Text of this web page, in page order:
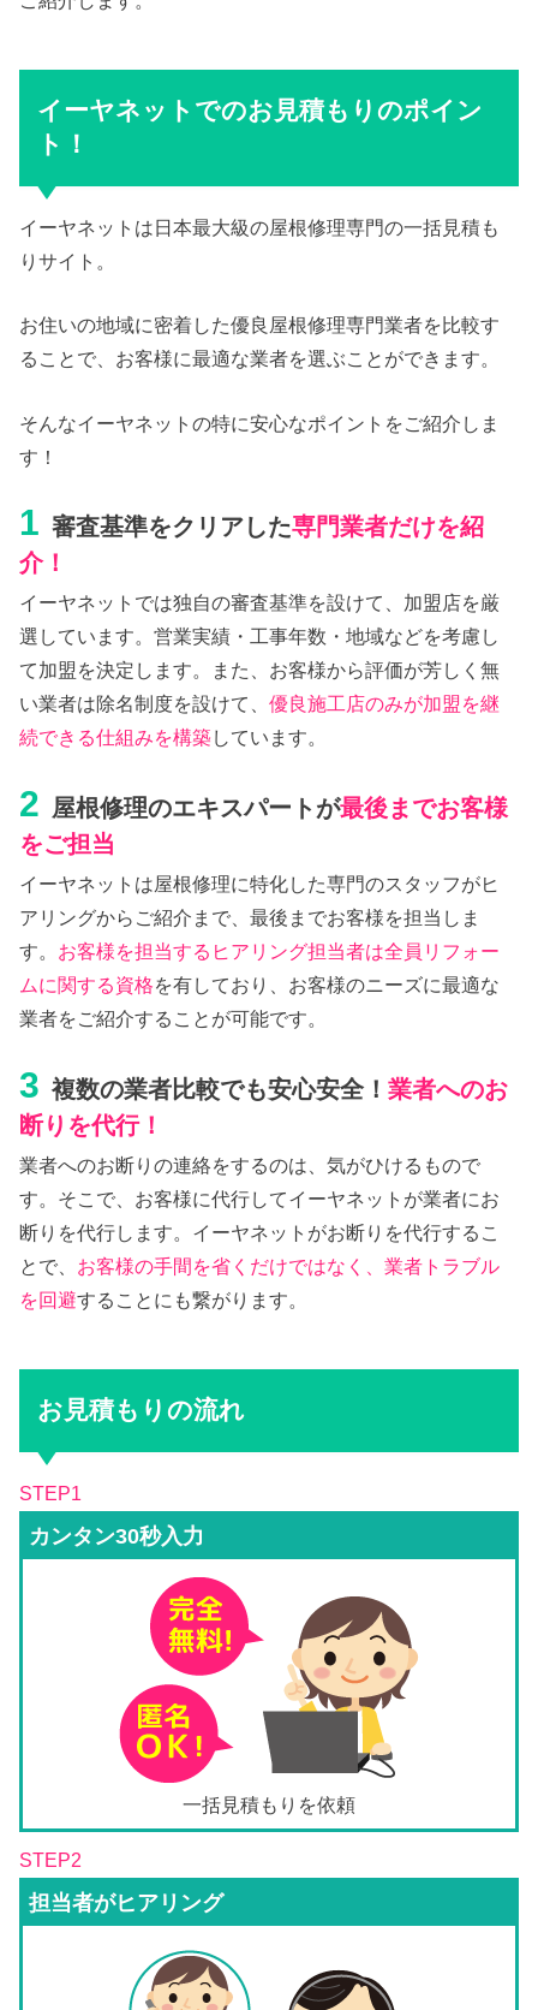
イーヤネットでのお見積もりのポイン
ト！
イーヤネットは日本最大級の屋根修理専門の一括見積も
りサイト。
お住いの地域に密着した優良屋根修理専門業者を比較す
ることで、お客様に最適な業者を選ぶことができます。
そんなイーヤネットの特に安心なポイントをご紹介しま
す！
1 審査基準をクリアした専門業者だけを紹
介！
イーヤネットでは独自の審査基準を設けて、加盟店を厳
選しています。営業実績・工事年数・地域などを考慮し
て加盟を決定します。また、お客様から評価が芳しく無
い業者は除名制度を設けて、優良施工店のみが加盟を継
続できる仕組みを構築しています。
2 屋根修理のエキスパートが最後までお客様
をご担当
イーヤネットは屋根修理に特化した専門のスタッフがヒ
アリングからご紹介まで、最後までお客様を担当しま
す。 お客様を担当するヒアリング担当者は全員リフォー
ムに関する資格を有しており、お客様のニーズに最適な
業者をご紹介することが可能です。
3 複数の業者比較でも安心安全！業者へのお
断りを代行！
業者へのお断りの連絡をするのは、気がひけるもので
す。そこで、お客様に代行してイーヤネットが業者にお
断りを代行します。イーヤネットがお断りを代行するこ
とで、 お客様の手間を省くだけではなく、業者トラブル
を回避することにも繋がります。
お見積もりの流れ
STEP1
カンタン30秒入力
一括見積もりを依頼
STEP2
担当者がヒアリング